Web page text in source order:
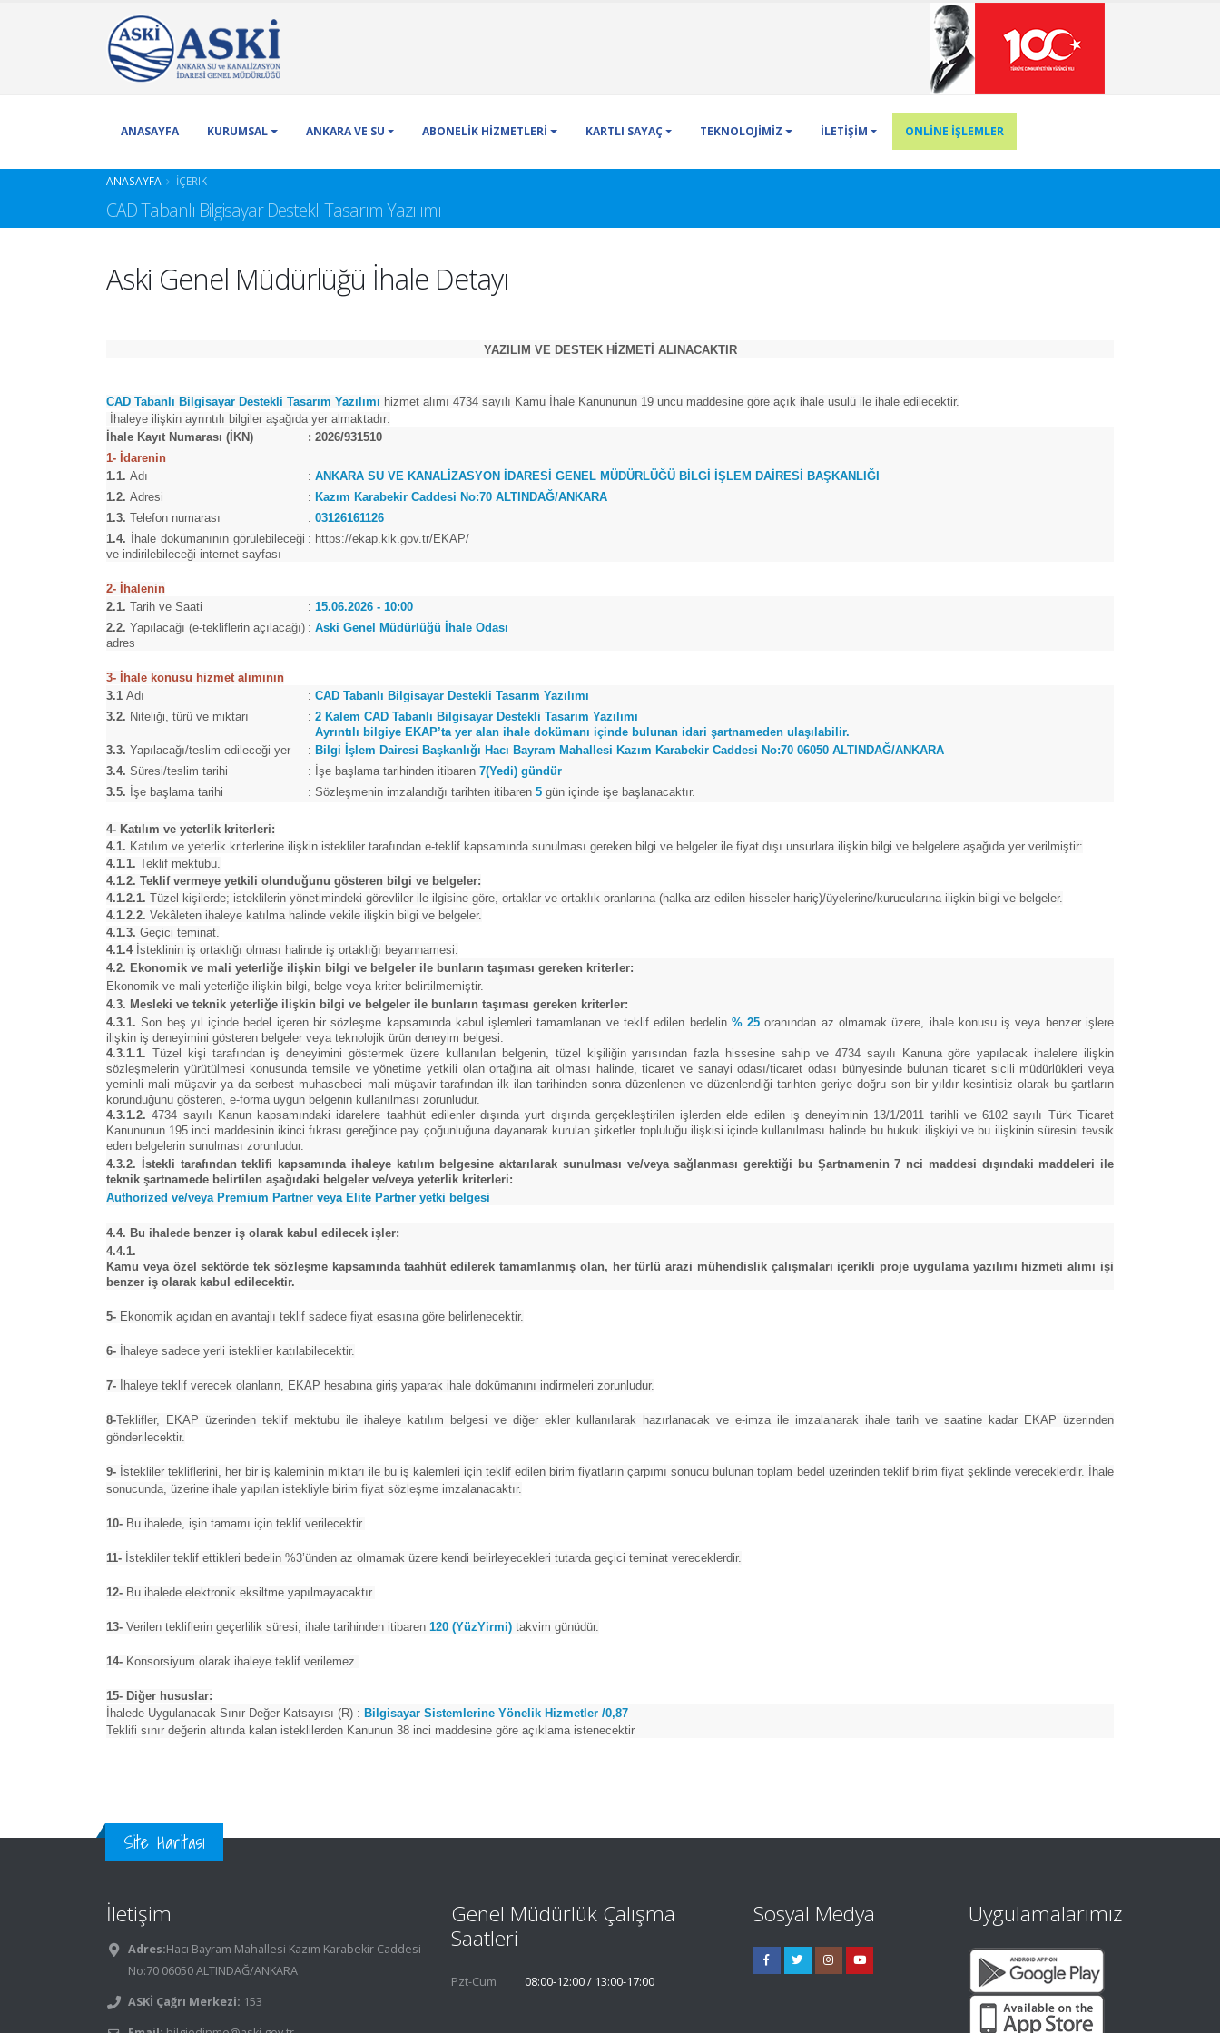
ANASAYFA KURUMSAL ANKARA VE SU ABONELİK HİZMETLERİ KARTLI SAYAÇ TEKNOLOJİMİZ İLETİŞİM ONLİNE İŞLEMLER
ANASAYFA İÇERIK
CAD Tabanlı Bilgisayar Destekli Tasarım Yazılımı
Aski Genel Müdürlüğü İhale Detayı
YAZILIM VE DESTEK HİZMETİ ALINACAKTIR
CAD Tabanlı Bilgisayar Destekli Tasarım Yazılımı hizmet alımı 4734 sayılı Kamu İhale Kanununun 19 uncu maddesine göre açık ihale usulü ile ihale edilecektir.
İhaleye ilişkin ayrıntılı bilgiler aşağıda yer almaktadır:
İhale Kayıt Numarası (İKN)
: 2026/931510
1- İdarenin
1.1. Adı : ANKARA SU VE KANALİZASYON İDARESİ GENEL MÜDÜRLÜĞÜ BİLGİ İŞLEM DAİRESİ BAŞKANLIĞI
1.2. Adresi : Kazım Karabekir Caddesi No:70 ALTINDAĞ/ANKARA
1.3. Telefon numarası : 03126161126
1.4. İhale dokümanının görülebileceği
ve indirilebileceği internet sayfası
: https://ekap.kik.gov.tr/EKAP/
2- İhalenin
2.1. Tarih ve Saati : 15.06.2026 - 10:00
2.2. Yapılacağı (e-tekliflerin açılacağı)
adres
: Aski Genel Müdürlüğü İhale Odası
3- İhale konusu hizmet alımının
3.1 Adı : CAD Tabanlı Bilgisayar Destekli Tasarım Yazılımı
3.2. Niteliği, türü ve miktarı : 2 Kalem CAD Tabanlı Bilgisayar Destekli Tasarım Yazılımı
Ayrıntılı bilgiye EKAP’ta yer alan ihale dokümanı içinde bulunan idari şartnameden ulaşılabilir.
3.3. Yapılacağı/teslim edileceği yer : Bilgi İşlem Dairesi Başkanlığı Hacı Bayram Mahallesi Kazım Karabekir Caddesi No:70 06050 ALTINDAĞ/ANKARA
3.4. Süresi/teslim tarihi : İşe başlama tarihinden itibaren 7(Yedi) gündür
3.5. İşe başlama tarihi : Sözleşmenin imzalandığı tarihten itibaren 5 gün içinde işe başlanacaktır.
4- Katılım ve yeterlik kriterleri:
4.1. Katılım ve yeterlik kriterlerine ilişkin istekliler tarafından e-teklif kapsamında sunulması gereken bilgi ve belgeler ile fiyat dışı unsurlara ilişkin bilgi ve belgelere aşağıda yer verilmiştir:
4.1.1. Teklif mektubu.
4.1.2. Teklif vermeye yetkili olunduğunu gösteren bilgi ve belgeler:
4.1.2.1. Tüzel kişilerde; isteklilerin yönetimindeki görevliler ile ilgisine göre, ortaklar ve ortaklık oranlarına (halka arz edilen hisseler hariç)/üyelerine/kurucularına ilişkin bilgi ve belgeler.
4.1.2.2. Vekâleten ihaleye katılma halinde vekile ilişkin bilgi ve belgeler.
4.1.3. Geçici teminat.
4.1.4 İsteklinin iş ortaklığı olması halinde iş ortaklığı beyannamesi.
4.2. Ekonomik ve mali yeterliğe ilişkin bilgi ve belgeler ile bunların taşıması gereken kriterler:
Ekonomik ve mali yeterliğe ilişkin bilgi, belge veya kriter belirtilmemiştir.
4.3. Mesleki ve teknik yeterliğe ilişkin bilgi ve belgeler ile bunların taşıması gereken kriterler:
4.3.1.Son beş yıl içinde bedel içeren bir sözleşme kapsamında kabul işlemleri tamamlanan ve teklif edilen bedelin % 25 oranından az olmamak üzere, ihale konusu iş veya benzer işlere
ilişkin iş deneyimini gösteren belgeler veya teknolojik ürün deneyim belgesi.
4.3.1.1. Tüzel kişi tarafından iş deneyimini göstermek üzere kullanılan belgenin, tüzel kişiliğin yarısından fazla hissesine sahip ve 4734 sayılı Kanuna göre yapılacak ihalelere ilişkin
sözleşmelerin yürütülmesi konusunda temsile ve yönetime yetkili olan ortağına ait olması halinde, ticaret ve sanayi odası/ticaret odası bünyesinde bulunan ticaret sicili müdürlükleri veya
yeminli mali müşavir ya da serbest muhasebeci mali müşavir tarafından ilk ilan tarihinden sonra düzenlenen ve düzenlendiği tarihten geriye doğru son bir yıldır kesintisiz olarak bu şartların
korunduğunu gösteren, e-forma uygun belgenin kullanılması zorunludur.
4.3.1.2. 4734 sayılı Kanun kapsamındaki idarelere taahhüt edilenler dışında yurt dışında gerçekleştirilen işlerden elde edilen iş deneyiminin 13/1/2011 tarihli ve 6102 sayılı Türk Ticaret
Kanununun 195 inci maddesinin ikinci fıkrası gereğince pay çoğunluğuna dayanarak kurulan şirketler topluluğu ilişkisi içinde kullanılması halinde bu hukuki ilişkiyi ve bu ilişkinin süresini tevsik
eden belgelerin sunulması zorunludur.
4.3.2. İstekli tarafından teklifi kapsamında ihaleye katılım belgesine aktarılarak sunulması ve/veya sağlanması gerektiği bu Şartnamenin 7 nci maddesi dışındaki maddeleri ile
teknik şartnamede belirtilen aşağıdaki belgeler ve/veya yeterlik kriterleri:
Authorized ve/veya Premium Partner veya Elite Partner yetki belgesi
4.4. Bu ihalede benzer iş olarak kabul edilecek işler:
4.4.1.
Kamu veya özel sektörde tek sözleşme kapsamında taahhüt edilerek tamamlanmış olan, her türlü arazi mühendislik çalışmaları içerikli proje uygulama yazılımı hizmeti alımı işi
benzer iş olarak kabul edilecektir.
5- Ekonomik açıdan en avantajlı teklif sadece fiyat esasına göre belirlenecektir.
6- İhaleye sadece yerli istekliler katılabilecektir.
7- İhaleye teklif verecek olanların, EKAP hesabına giriş yaparak ihale dokümanını indirmeleri zorunludur.
8-Teklifler, EKAP üzerinden teklif mektubu ile ihaleye katılım belgesi ve diğer ekler kullanılarak hazırlanacak ve e-imza ile imzalanarak ihale tarih ve saatine kadar EKAP üzerinden
gönderilecektir.
9- İstekliler tekliflerini, her bir iş kaleminin miktarı ile bu iş kalemleri için teklif edilen birim fiyatların çarpımı sonucu bulunan toplam bedel üzerinden teklif birim fiyat şeklinde vereceklerdir. İhale
sonucunda, üzerine ihale yapılan istekliyle birim fiyat sözleşme imzalanacaktır.
10- Bu ihalede, işin tamamı için teklif verilecektir.
11- İstekliler teklif ettikleri bedelin %3’ünden az olmamak üzere kendi belirleyecekleri tutarda geçici teminat vereceklerdir.
12- Bu ihalede elektronik eksiltme yapılmayacaktır.
13- Verilen tekliflerin geçerlilik süresi, ihale tarihinden itibaren 120 (YüzYirmi) takvim günüdür.
14- Konsorsiyum olarak ihaleye teklif verilemez.
15- Diğer hususlar:
İhalede Uygulanacak Sınır Değer Katsayısı (R) : Bilgisayar Sistemlerine Yönelik Hizmetler /0,87
Teklifi sınır değerin altında kalan isteklilerden Kanunun 38 inci maddesine göre açıklama istenecektir
Site Haritası
İletişim
Adres:Hacı Bayram Mahallesi Kazım Karabekir Caddesi
No:70 06050 ALTINDAĞ/ANKARA
ASKİ Çağrı Merkezi: 153
Genel Müdürlük Çalışma
Saatleri
Pzt-Cum 08:00-12:00 / 13:00-17:00
Sosyal Medya Uygulamalarımız